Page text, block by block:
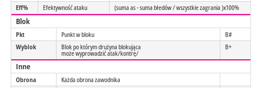
Eff%
Efektywność ataku (suma as - suma błedów / wszystkie zagrania )x100%
Blok
Pkt Punkt w bloku
B#
Wyblok
Blok po którym drużyna blokująca
może wyprowadzić atak/kontrę/
B+
Inne
Obrona
Każda obrona zawodnika